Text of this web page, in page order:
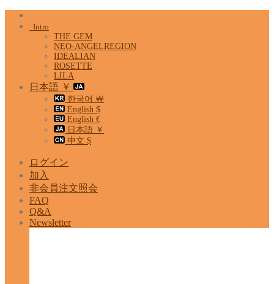
Skip
Intro
THE GEM
NEO-ANGELREGION
IDEALIAN
ROSETTE
LILA
日本語 ￥
한국어 ￦
English $
English €
日本語 ￥
中文 $
ログイン
加入
非会員注文照会
FAQ
Q&A
Newsletter